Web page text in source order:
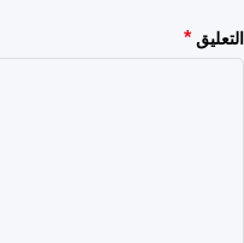
التعليق *